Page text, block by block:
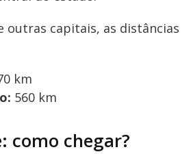
outras capitais, as distâncias
km
560 km
como chegar?